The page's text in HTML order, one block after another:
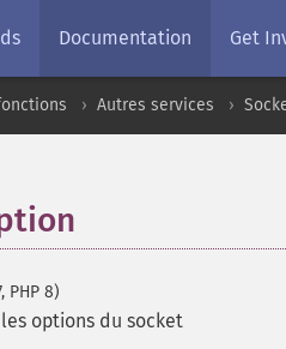
Documentation Get
Autres services
PHP 8)
options du socket